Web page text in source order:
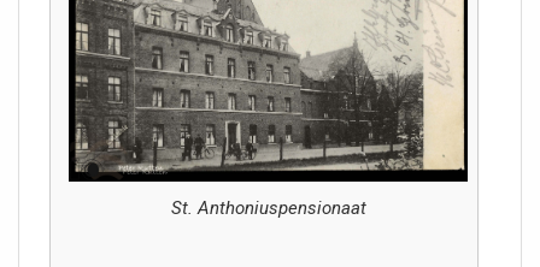
St. Anthoniuspensionaat